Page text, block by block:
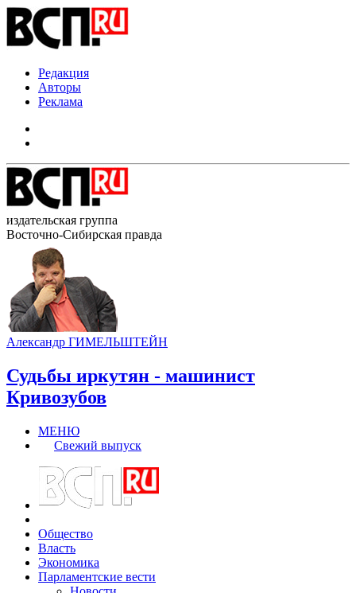
Редакция
Авторы
Реклама
издательская группа
Восточно-Сибирская правда
Александр ГИМЕЛЬШТЕЙН
Судьбы иркутян - машинист
Кривозубов
МЕНЮ
Свежий выпуск
Общество
Власть
Экономика
Парламентские вести